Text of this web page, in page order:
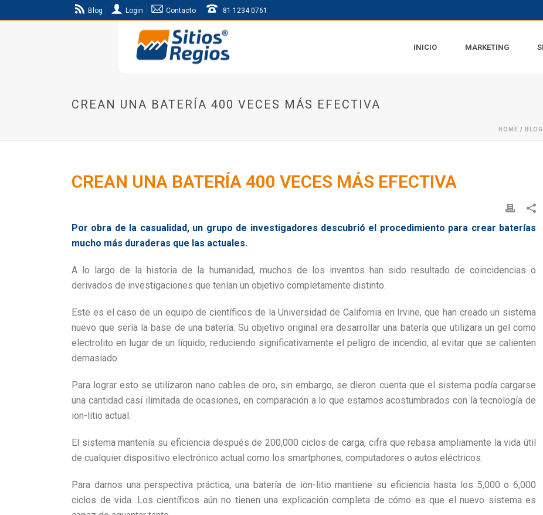
Blog Login Contacto 81 1234 0761
INICIO MARKETING
CREAN UNA BATERÍA 400 VECES MÁS EFECTIVA
HOME / BLOG
CREAN UNA BATERÍA 400 VECES MÁS EFECTIVA
Por obra de la casualidad, un grupo de investigadores descubrió el procedimiento para crear baterías
mucho más duraderas que las actuales.
A lo largo de la historia de la humanidad, muchos de los inventos han sido resultado de coincidencias o
derivados de investigaciones que tenían un objetivo completamente distinto.
Este es el caso de un equipo de científicos de la Universidad de California en Irvine, que han creado un sistema
nuevo que sería la base de una batería. Su objetivo original era desarrollar una batería que utilizara un gel como
electrolito en lugar de un líquido, reduciendo significativamente el peligro de incendio, al evitar que se calienten
demasiado.
Para lograr esto se utilizaron nano cables de oro, sin embargo, se dieron cuenta que el sistema podía cargarse
una cantidad casi ilimitada de ocasiones, en comparación a lo que estamos acostumbrados con la tecnología de
ion-litio actual.
El sistema mantenía su eficiencia después de 200,000 ciclos de carga, cifra que rebasa ampliamente la vida útil
de cualquier dispositivo electrónico actual como los smartphones, computadores o autos eléctricos.
Para darnos una perspectiva práctica, una batería de ion-litio mantiene su eficiencia hasta los 5,000 o 6,000
ciclos de vida. Los científicos aún no tienen una explicación completa de cómo es que el nuevo sistema es